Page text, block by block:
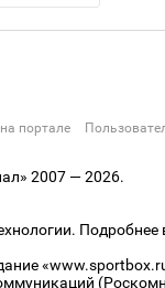
портале
2007 — 2026.
Подробнее